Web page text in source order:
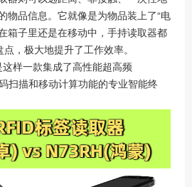
物品信息。它就像是为物品装上了“电
箱子里还是在移动中，手持读取器都
，极大地提升了工作效率。
样一款集成了高性能超高频
扫描和移动计算功能的专业智能终